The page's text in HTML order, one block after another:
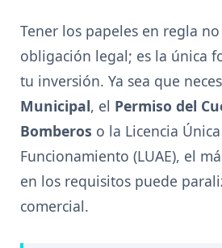
Tener los papeles en regla
obligación legal; es la única
tu inversión. Ya sea que
Municipal, el Permiso del
Bomberos o la Licencia
Funcionamiento (LUAE), el
en los requisitos puede
comercial.